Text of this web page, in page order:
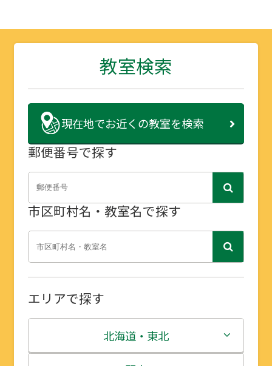
教室検索
現在地でお近くの教室を検索
郵便番号で探す
市区町村名・教室名で探す
エリアで探す
北海道・東北